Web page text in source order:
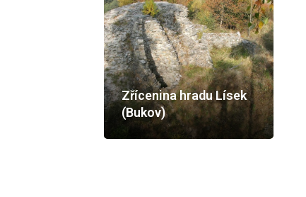
Zřícenina hradu Lísek
(Bukov)